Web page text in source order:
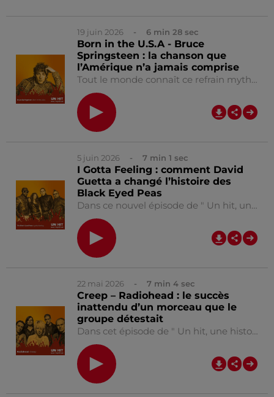
19 juin 2026 - 6 min 28 sec
Born in the U.S.A - Bruce
Springsteen : la chanson que
l’Amérique n’a jamais comprise
Tout le monde connaît ce refrain mythique de Bruce Springsteen : “ Born in the U.S.A… ” Un morceau devenu un symbole des États-Unis… repris dans les stades, les campagnes politiques et les plus grands événements. Mais derrière cette énergie explosive se cache en réalité une chanson sombre, engagée… et profondément mal comprise. Dans cet épisode de " Un Hit, une Histoire", Julien vous raconte comment Bruce Springsteen a transformé l’histoire d’un vétéran du Vietnam en l’un des plus grands tubes des années 80. Bonne écoute !!
5 juin 2026 - 7 min 1 sec
I Gotta Feeling : comment David
Guetta a changé l’histoire des
Black Eyed Peas
Dans ce nouvel épisode de " Un hit, une histoire", Julien vous raconte la naissance de “ I Gotta Feeling ”, le tube mondial des Black Eyed Peas. Une chanson devenue un hymne festif planétaire… née grâce à une rencontre inattendue avec David Guetta. Vous allez découvrir comment Will.i.am a imaginé ce morceau en pleine crise financière et pourquoi le texte devait au départ être proposé à un groupe mondial. Bonne écoute !!
22 mai 2026 - 7 min 4 sec
Creep – Radiohead : le succès
inattendu d’un morceau que le
groupe détestait
Dans cet épisode de " Un hit, une histoire", Julien vous raconte l’incroyable destin de Creep, le premier grand succès de Radiohead. Une chanson née d’un complexe amoureux… que le groupe ne voulait même pas enregistrer. Enregistré presque par hasard, ignoré à sa sortie… puis adopté par le public américain, découvrez comment ce titre est devenu un classique du rock des années 90. Bonne écoute !!